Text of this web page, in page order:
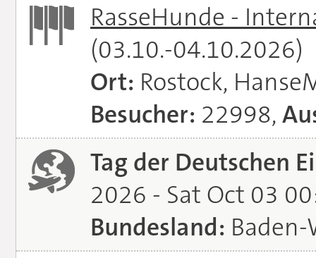
RasseHunde -
(03.10.-04.10.2026)
Ort: Rostock,
Besucher: 22998,
Tag der Deutschen
2026 - Sat Oct 03
Bundesland: